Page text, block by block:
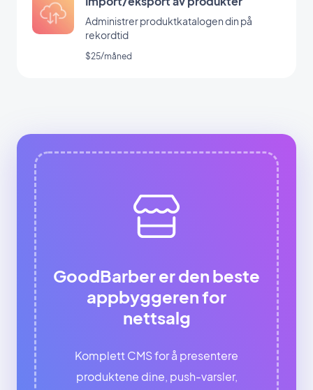
Administrer produktkatalogen din på
rekordtid
$25/måned
GoodBarber er den beste
appbyggeren for
nettsalg
Komplett CMS for å presentere
produktene dine, push-varsler,